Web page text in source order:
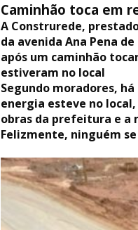
Caminhão toca em
A Construrede,
da avenida Ana Pena
após um caminhão
estiveram no local
Segundo moradores,
energia esteve no
obras da prefeitura e
Felizmente, ninguém